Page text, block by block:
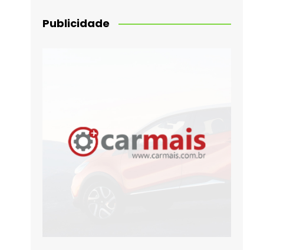
Publicidade